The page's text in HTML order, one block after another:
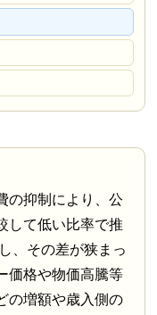
の抑制により、公
して低い比率で推
、その差が狭まっ
価格や物価高騰等
の増額や歳入側の